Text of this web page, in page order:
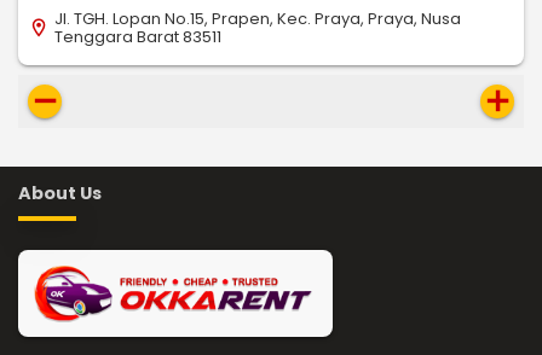
location_on Jl. TGH. Lopan No.15, Prapen, Kec. Praya, Praya, Nusa
Tenggara Barat 83511
remove add
About Us